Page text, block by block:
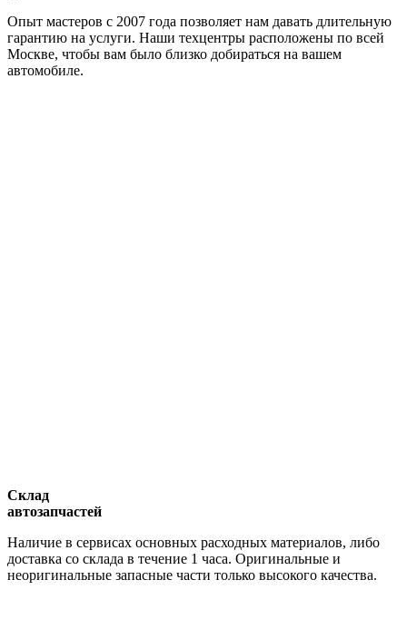
Опыт мастеров с 2007 года позволяет нам давать длительную
гарантию на услуги. Наши техцентры расположены по всей
Москве, чтобы вам было близко добираться на вашем
автомобиле.
Склад
автозапчастей
Наличие в сервисах основных расходных материалов, либо
доставка со склада в течение 1 часа. Оригинальные и
неоригинальные запасные части только высокого качества.